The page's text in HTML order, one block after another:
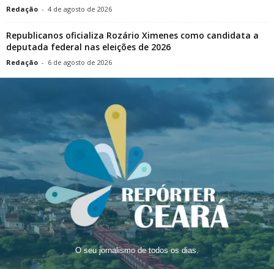
Redação - 4 de agosto de 2026
Republicanos oficializa Rozário Ximenes como candidata a
deputada federal nas eleições de 2026
Redação - 6 de agosto de 2026
O seu jornalismo de todos os dias.